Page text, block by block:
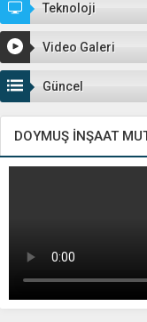
Teknoloji
Video Galeri
Güncel
DOYMUŞ İNŞAAT